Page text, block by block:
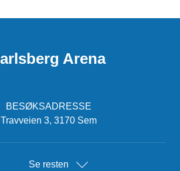
Arena
BESØKSADRESSE
Travveien 3, 3170 Sem
Se resten